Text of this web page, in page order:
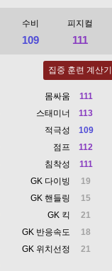
수비
109
피지컬
111
집중 훈련 계산기
몸싸움
111
스태미너
113
적극성
109
점프
112
침착성
111
GK 다이빙
19
GK 핸들링
15
GK 킥
21
GK 반응속도
18
GK 위치선정
21